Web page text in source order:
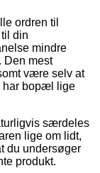
ordren til
din
mindre
Den mest
være selv at
har bopæl lige
særdeles
lige om lidt,
du undersøger
produkt.